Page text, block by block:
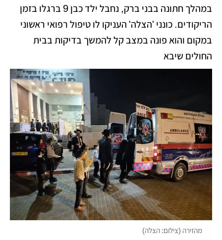
במהלך חתונה בבני ברק, נחבל ילד כבן 9 ברגלו בזמן
הריקודים. כונני 'הצלה' העניקו לו טיפול רפואי ראשוני
במקום והוא פונה במצב קל להמשך בדיקות בבית
החולים שיבא
מהזירה (צילום: הצלה)